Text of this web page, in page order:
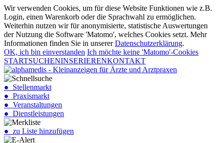
Wir verwenden Cookies, um für diese Website Funktionen wie z.B.
Login, einen Warenkorb oder die Sprachwahl zu ermöglichen.
Weiterhin nutzen wir für anonymisierte, statistische Auswertungen
der Nutzung die Software 'Matomo', welches Cookies setzt. Mehr
Informationen finden Sie in unsererDatenschutzerklärung.
OK, ich bin einverstanden Ich möchte keine 'Matomo'-Cookies
STARTSUCHENINSERIERENKONTAKT
● Stellenmarkt
● Praxismarkt
● Veranstaltungen
● Dienstleistungen
● zu Liste hinzufügen